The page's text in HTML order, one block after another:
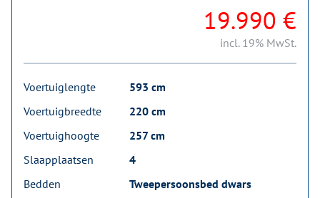
19.990 €
incl. 19% MwSt.
Voertuiglengte
593 cm
Voertuigbreedte
220 cm
Voertuighoogte
257 cm
Slaapplaatsen
4
Bedden
Tweepersoonsbed dwars